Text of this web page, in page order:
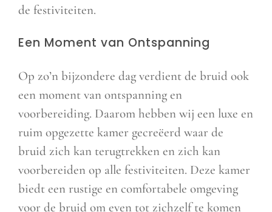
de festiviteiten.
Een Moment van Ontspanning
Op zo’n bijzondere dag verdient de bruid ook
een moment van ontspanning en
voorbereiding. Daarom hebben wij een luxe en
ruim opgezette kamer gecreëerd waar de
bruid zich kan terugtrekken en zich kan
voorbereiden op alle festiviteiten. Deze kamer
biedt een rustige en comfortabele omgeving
voor de bruid om even tot zichzelf te komen